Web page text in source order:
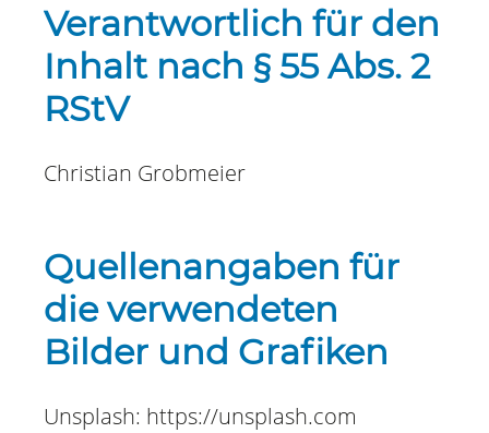
Verantwortlich für den
Inhalt nach § 55 Abs. 2
RStV
Christian Grobmeier
Quellenangaben für
die verwendeten
Bilder und Grafiken
Unsplash: https://unsplash.com